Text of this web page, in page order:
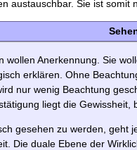
austauschbar. Sie ist somit
wollen Anerkennung. Sie
erklären. Ohne
nur wenig Beachtung
liegt die Gewissheit,
gesehen zu werden, geht
Die duale Ebene der